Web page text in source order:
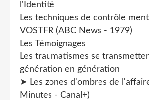
l'Identité
Les techniques de contrôle
VOSTFR (ABC News - 1979)
Les Témoignages
Les traumatismes se
génération en génération
➤ Les zones d'ombres de
Minutes - Canal+)